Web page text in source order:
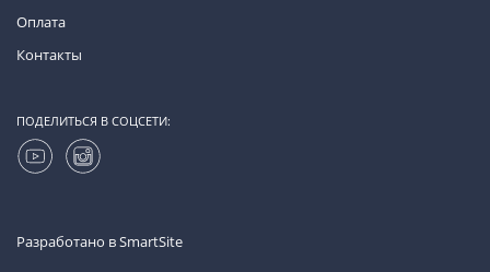
Оплата
Контакты
ПОДЕЛИТЬСЯ В СОЦСЕТИ:
Разработано вSmartSite